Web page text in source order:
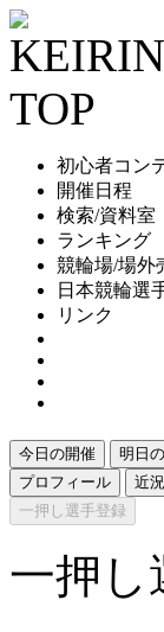
初心者コン
開催日程
検索/資料室
ランキング
競輪場/場外
日本競輪選
リンク
今日の開催
明日
プロフィール
近
一押し選手登録
一押し